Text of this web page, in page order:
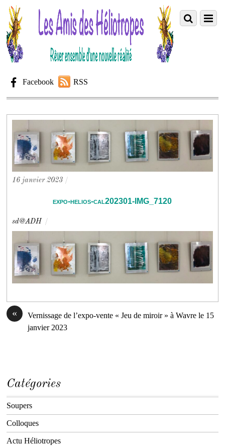
Facebook RSS
16 janvier 2023 /
expo-helios-cal202301-IMG_7120
sd@ADH /
«
Vernissage de l’expo-vente « Jeu de miroir » à Wavre le 15
janvier 2023
Catégories
Soupers
Colloques
Actu Héliotropes